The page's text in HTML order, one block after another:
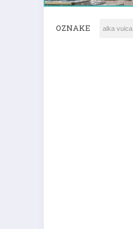
OZNAKE alka vuica